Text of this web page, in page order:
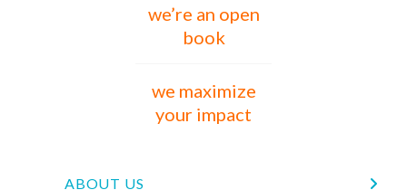
we’re an open
book
we maximize
your impact
ABOUT US